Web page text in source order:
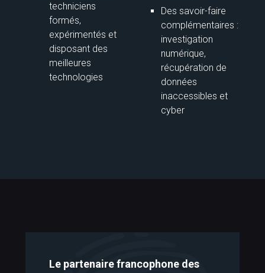
techniciens
formés,
expérimentés et
disposant des
meilleures
technologies
Des savoir-faire
complémentaires :
investigation
numérique,
récupération de
données
inaccessibles et
cyber
Le partenaire francophone des